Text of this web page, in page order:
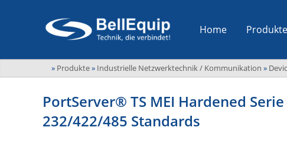
Home Produkte
» Produkte» Industrielle Netzwerktechnik / Kommunikation »
PortServer® TS MEI Hardened
232/422/485 Standards